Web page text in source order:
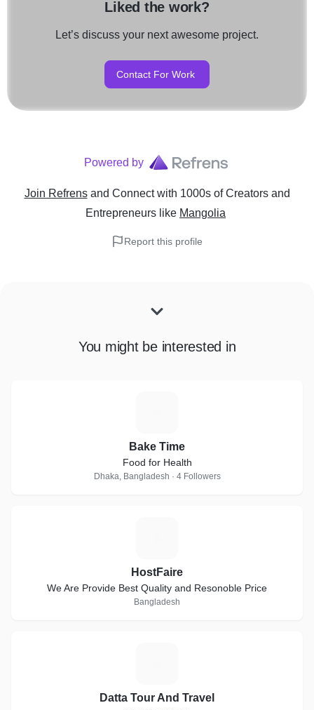
Liked the work?
Let’s discuss your next awesome project.
Contact For Work
Powered by
Join Refrens and Connect with 1000s of Creators and
Entrepreneurs like Mangolia
Report this profile
You might be interested in
Bake Time
Food for Health
Dhaka, Bangladesh · 4 Followers
HostFaire
We Are Provide Best Quality and Resonoble Price
Bangladesh
Datta Tour And Travel